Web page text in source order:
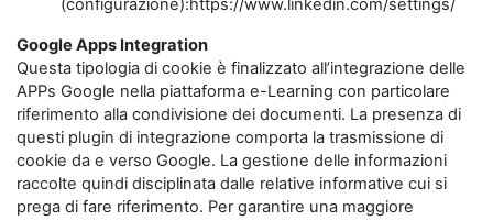
(configurazione):https://www.linkedin.com/settings/
Google Apps Integration
Questa tipologia di cookie è finalizzato all’integrazione delle
APPs Google nella piattaforma e-Learning con particolare
riferimento alla condivisione dei documenti. La presenza di
questi plugin di integrazione comporta la trasmissione di
cookie da e verso Google. La gestione delle informazioni
raccolte quindi disciplinata dalle relative informative cui si
prega di fare riferimento. Per garantire una maggiore